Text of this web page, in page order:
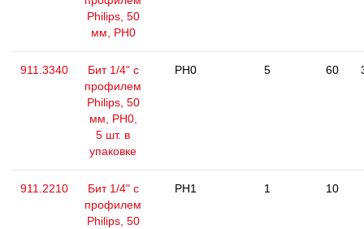
Philips, 50
мм, РН0
911.3340
Бит 1/4" с
профилем
Philips, 50
мм, РН0,
5 шт. в
упаковке
PH0 5 60
911.2210
Бит 1/4" с
профилем
Philips, 50
PH1 1 10